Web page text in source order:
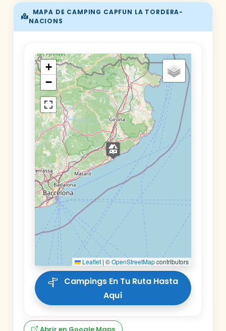
MAPA DE CAMPING CAPFUN LA TORDERA-
NACIONS
+
−
Leaflet | ©OpenStreetMapcontributors
Aquí